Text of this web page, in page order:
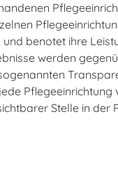
benotet ihre
werden
Pflegeeinrichtung
Stelle in der